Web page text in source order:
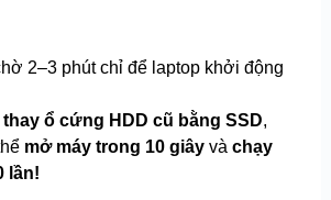
2–3 phút chỉ để laptop khởi động
thay ổ cứng HDD cũ bằng SSD,
mở máy trong 10 giâyvà chạy
lần!